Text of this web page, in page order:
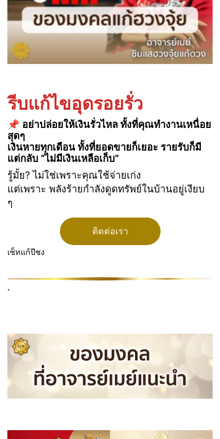
รีบแก้ไขอุดรอยรั่ว
📌 อย่าปล่อยให้เงินรั่วไหล ทั้งที่คุณทำงานเหนื่อย
สุดๆ
เงินหายทุกเดือน ทั้งที่ยอดขายก็เยอะ รายรับก็มี
แต่กลับ “ไม่มีเงินเหลือเก็บ”
รู้มั้ย? ไม่ใช่เพราะคุณใช้จ่ายเก่ง
แต่เพราะ พลังร้ายกำลังดูดทรัพย์ในบ้านอยู่เงียบ
ๆ
ติดต่อเรา
เซ็ทแก้ปีชง
.